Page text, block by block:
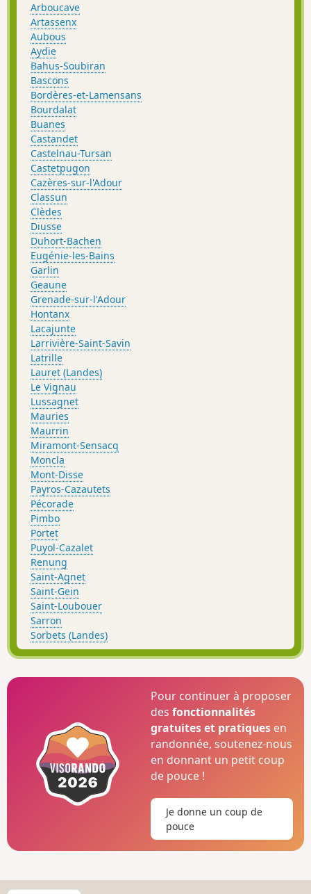
Arboucave
Artassenx
Aubous
Aydie
Bahus-Soubiran
Bascons
Bordères-et-Lamensans
Bourdalat
Buanes
Castandet
Castelnau-Tursan
Castetpugon
Cazères-sur-l'Adour
Classun
Clèdes
Diusse
Duhort-Bachen
Eugénie-les-Bains
Garlin
Geaune
Grenade-sur-l'Adour
Hontanx
Lacajunte
Larrivière-Saint-Savin
Latrille
Lauret (Landes)
Le Vignau
Lussagnet
Mauries
Maurrin
Miramont-Sensacq
Moncla
Mont-Disse
Payros-Cazautets
Pécorade
Pimbo
Portet
Puyol-Cazalet
Renung
Saint-Agnet
Saint-Gein
Saint-Loubouer
Sarron
Sorbets (Landes)
Pour continuer à proposer
desfonctionnalités
gratuites et pratiques en
randonnée, soutenez-nous
en donnant un petit coup
de pouce !
Je donne un coup de
pouce